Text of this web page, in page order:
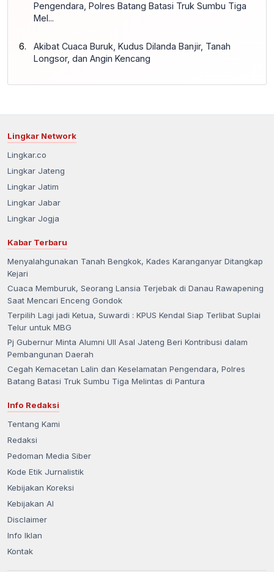
Pengendara, Polres Batang Batasi Truk Sumbu Tiga
Mel...
Akibat Cuaca Buruk, Kudus Dilanda Banjir, Tanah
Longsor, dan Angin Kencang
Lingkar Network
Lingkar.co
Lingkar Jateng
Lingkar Jatim
Lingkar Jabar
Lingkar Jogja
Kabar Terbaru
Menyalahgunakan Tanah Bengkok, Kades Karanganyar Ditangkap
Kejari
Cuaca Memburuk, Seorang Lansia Terjebak di Danau Rawapening
Saat Mencari Enceng Gondok
Terpilih Lagi jadi Ketua, Suwardi : KPUS Kendal Siap Terlibat Suplai
Telur untuk MBG
Pj Gubernur Minta Alumni UII Asal Jateng Beri Kontribusi dalam
Pembangunan Daerah
Cegah Kemacetan Lalin dan Keselamatan Pengendara, Polres
Batang Batasi Truk Sumbu Tiga Melintas di Pantura
Info Redaksi
Tentang Kami
Redaksi
Pedoman Media Siber
Kode Etik Jurnalistik
Kebijakan Koreksi
Kebijakan AI
Disclaimer
Info Iklan
Kontak